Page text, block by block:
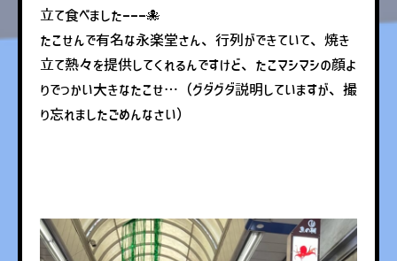
立て食べましたーーー🐙
たこせんで有名な永楽堂さん、行列ができていて、焼き
立て熱々を提供してくれるんですけど、たこマシマシの顔よ
りでっかい大きなたこせ…（グダグダ説明していますが、撮
り忘れましたごめんなさい）